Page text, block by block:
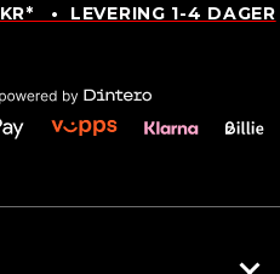
• LEVERING 1-4 DAGER